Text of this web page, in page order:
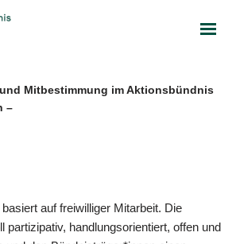
Mitbestimmung im Aktionsbündnis
–
auf freiwilliger Mitarbeit. Die
partizipativ, handlungsorientiert, offen und